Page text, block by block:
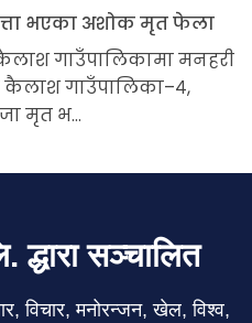
भएका अशोक मृत फेला
गाउँपालिकामा मनहरी
कैलाश गाउँपालिका–४,
मृत भ...
द्धारा सञ्चालित
विचार, मनोरन्जन, खेल, विश्व,